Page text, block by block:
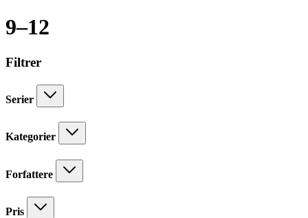
9–12
Filtrer
Serier
Kategorier
Forfattere
Pris